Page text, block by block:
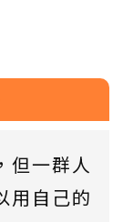
但一群人
用自己的